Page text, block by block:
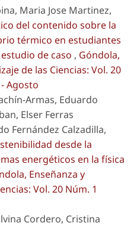
Maria Jose Martinez,
del contenido sobre la
térmico en estudiantes
de caso , Góndola,
de las Ciencias: Vol. 20
Agosto
Armas, Eduardo
Elser Ferras
Fernández Calzadilla,
desde la
energéticos en la física
Enseñanza y
Vol. 20 Núm. 1
Cordero, Cristina